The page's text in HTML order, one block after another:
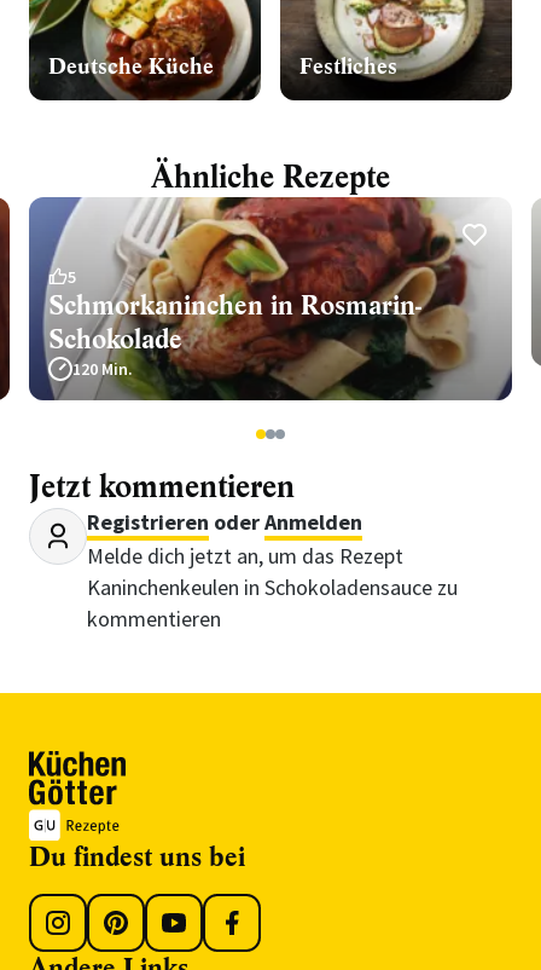
Deutsche Küche Festliches
Ähnliche Rezepte
5
Schmorkaninchen in Rosmarin-
Schokolade
120 Min.
123
Jetzt kommentieren
Registrieren oderAnmelden
Melde dich jetzt an, um das Rezept
Kaninchenkeulen in Schokoladensauce zu
kommentieren
Du findest uns bei